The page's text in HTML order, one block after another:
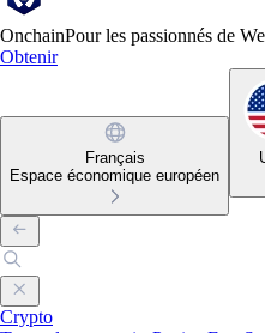
OnchainPour les passionnés de
Obtenir
Français
Espace économique européen
Crypto